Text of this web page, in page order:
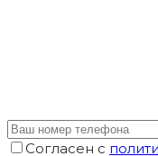
Согласен с